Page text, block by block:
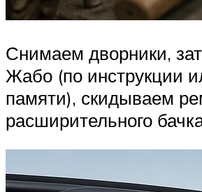
Снимаем дворники,
Жабо (по инструкции
памяти), скидываем
расширительного